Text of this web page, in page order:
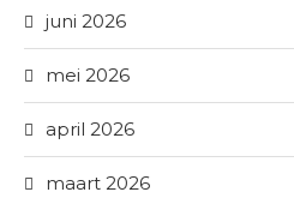
juni 2026
mei 2026
april 2026
maart 2026